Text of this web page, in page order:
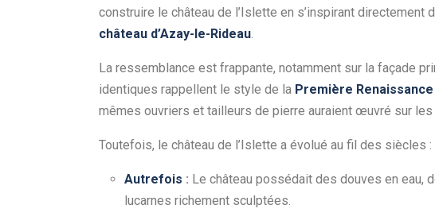
construire le château de l’Islette en s’inspirant
château d’Azay-le-Rideau.
La ressemblance est frappante, notamment sur la façade
identiques rappellent le style de la Première
mêmes ouvriers et tailleurs de pierre auraient œuvré sur les
Toutefois, le château de l’Islette a évolué au fil des siècles :
Autrefois : Le château possédait des douves en eau,
lucarnes richement sculptées.